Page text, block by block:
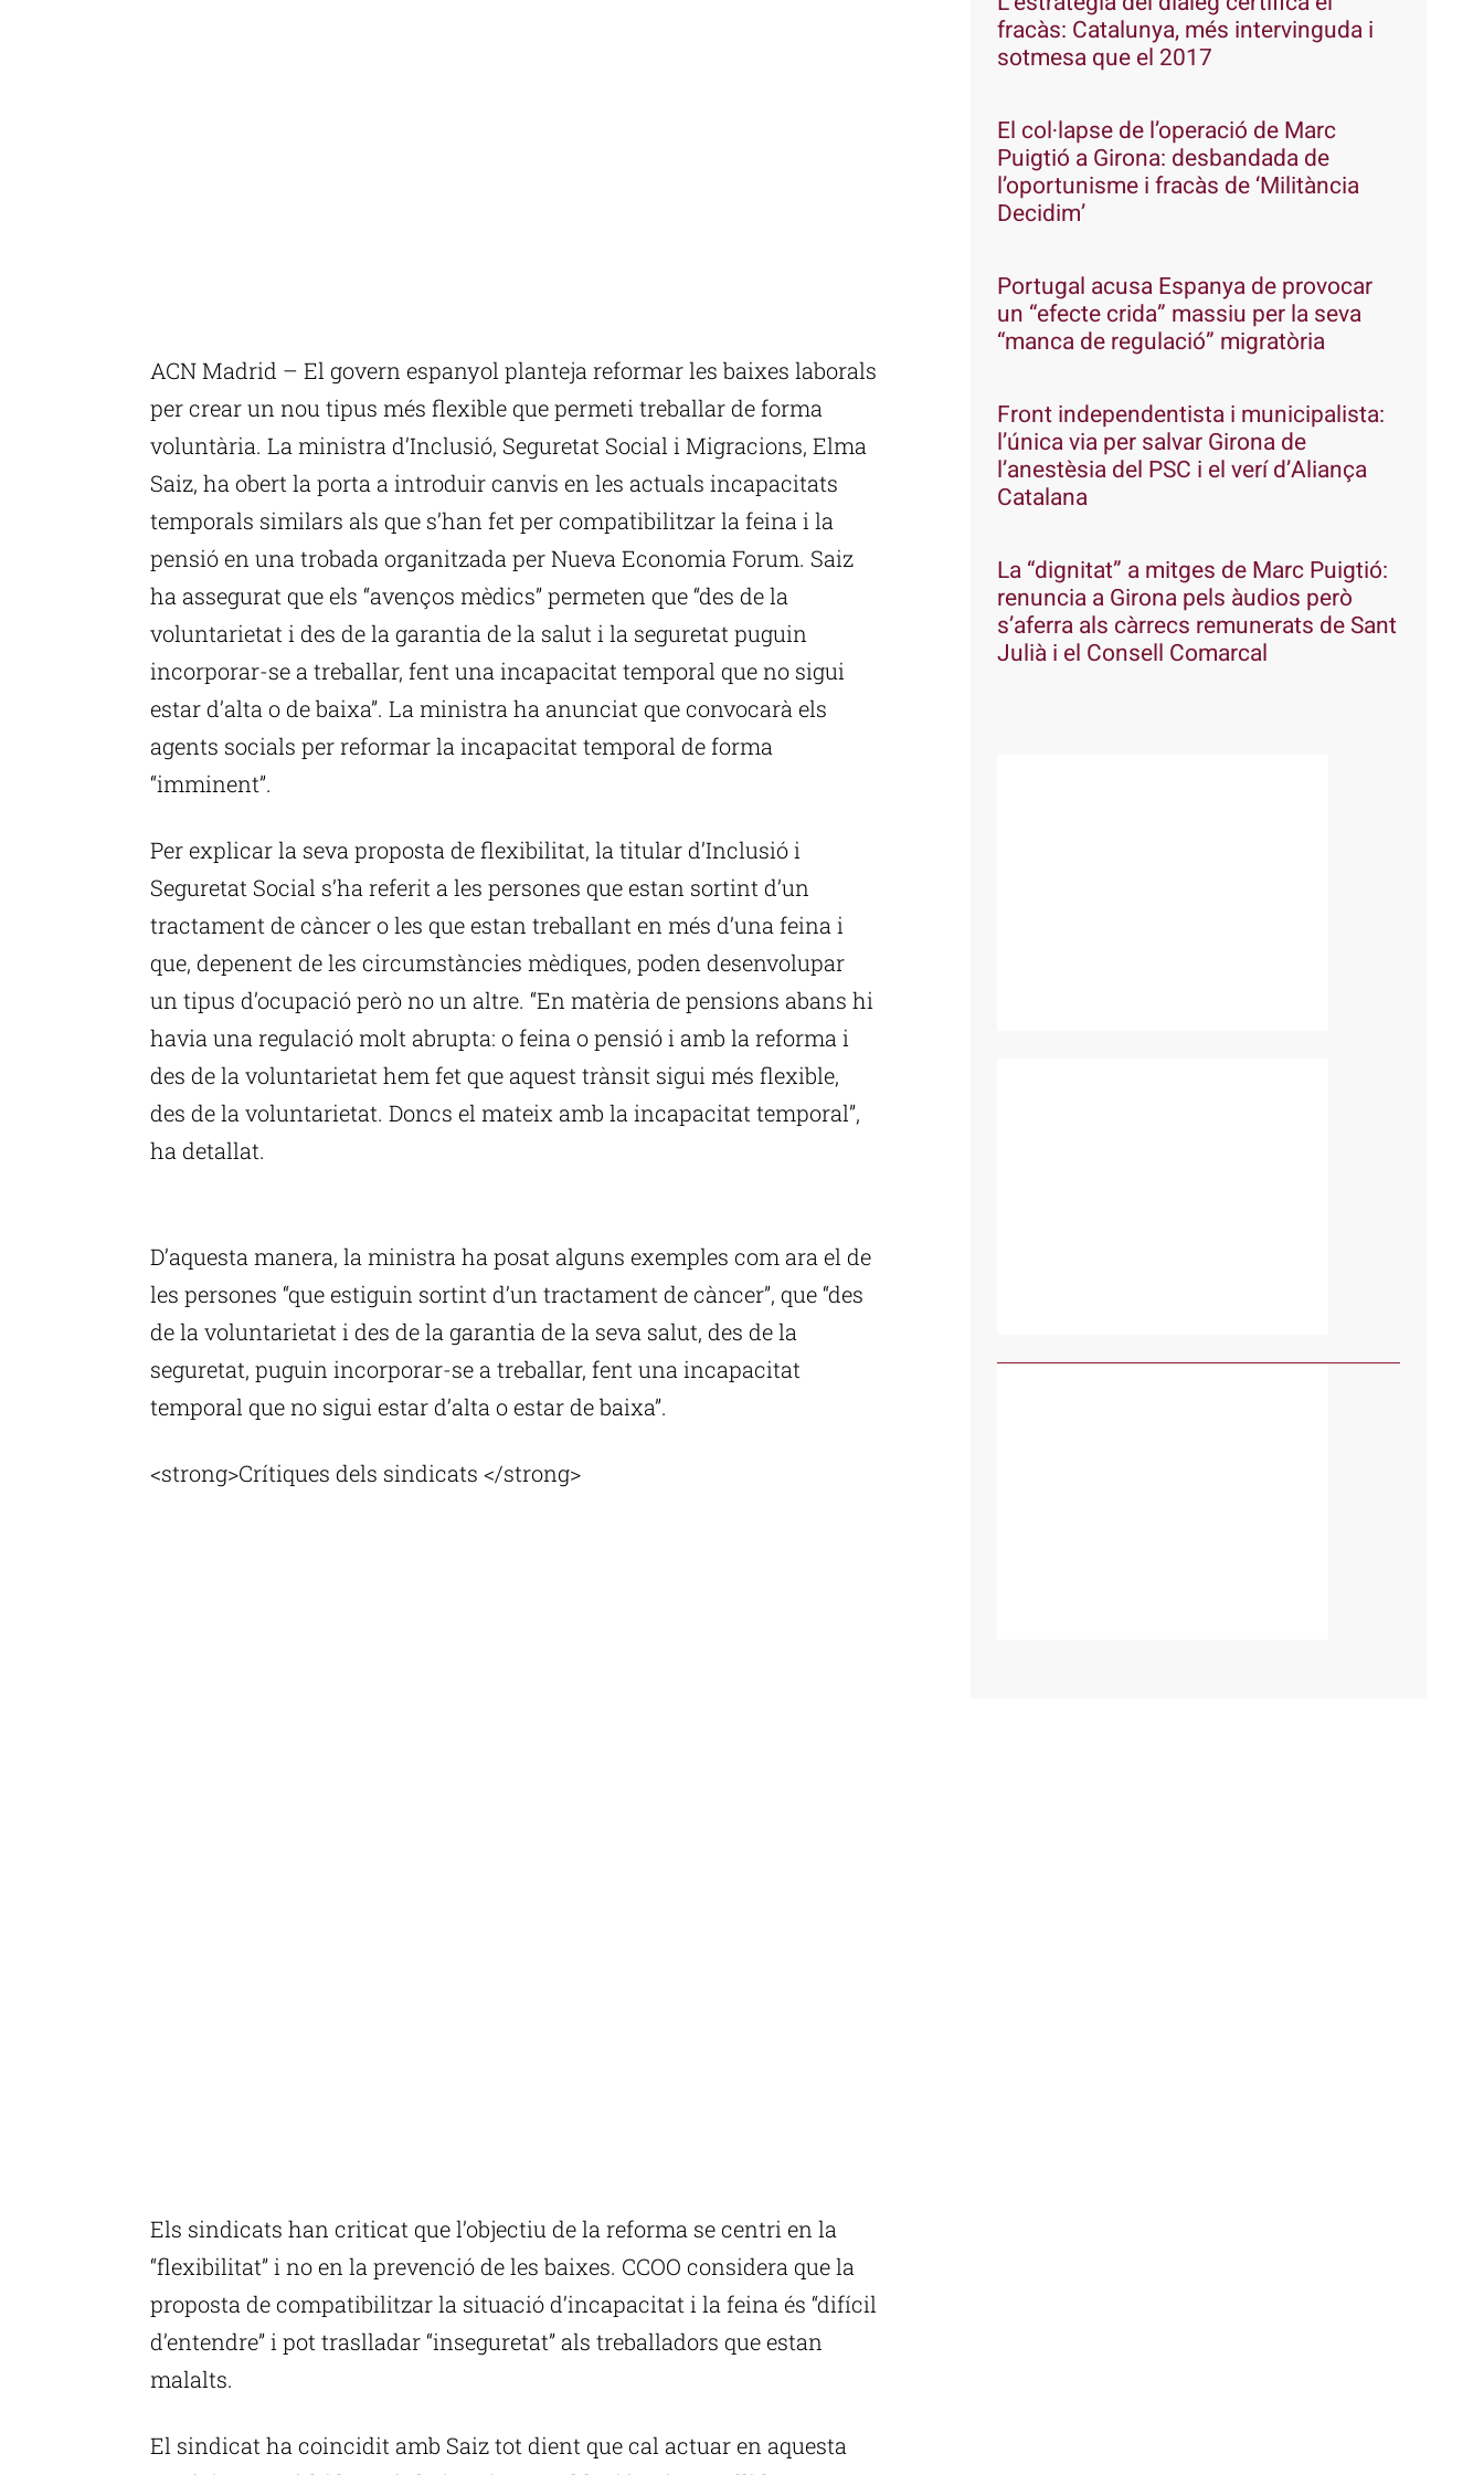
ACN Madrid – El govern espanyol planteja reformar les baixes laborals
per crear un nou tipus més flexible que permeti treballar de forma
voluntària. La ministra d’Inclusió, Seguretat Social i Migracions, Elma
Saiz, ha obert la porta a introduir canvis en les actuals incapacitats
temporals similars als que s’han fet per compatibilitzar la feina i la
pensió en una trobada organitzada per Nueva Economia Forum. Saiz
ha assegurat que els “avenços mèdics” permeten que “des de la
voluntarietat i des de la garantia de la salut i la seguretat puguin
incorporar-se a treballar, fent una incapacitat temporal que no sigui
estar d’alta o de baixa”. La ministra ha anunciat que convocarà els
agents socials per reformar la incapacitat temporal de forma
“imminent”.
Per explicar la seva proposta de flexibilitat, la titular d’Inclusió i
Seguretat Social s’ha referit a les persones que estan sortint d’un
tractament de càncer o les que estan treballant en més d’una feina i
que, depenent de les circumstàncies mèdiques, poden desenvolupar
un tipus d’ocupació però no un altre. “En matèria de pensions abans hi
havia una regulació molt abrupta: o feina o pensió i amb la reforma i
des de la voluntarietat hem fet que aquest trànsit sigui més flexible,
des de la voluntarietat. Doncs el mateix amb la incapacitat temporal”,
ha detallat.
D’aquesta manera, la ministra ha posat alguns exemples com ara el de
les persones “que estiguin sortint d’un tractament de càncer”, que “des
de la voluntarietat i des de la garantia de la seva salut, des de la
seguretat, puguin incorporar-se a treballar, fent una incapacitat
temporal que no sigui estar d’alta o estar de baixa”.
<strong>Crítiques dels sindicats </strong>
Els sindicats han criticat que l’objectiu de la reforma se centri en la
“flexibilitat” i no en la prevenció de les baixes. CCOO considera que la
proposta de compatibilitzar la situació d’incapacitat i la feina és “difícil
d’entendre” i pot traslladar “inseguretat” als treballadors que estan
malalts.
El sindicat ha coincidit amb Saiz tot dient que cal actuar en aquesta
fracàs: Catalunya, més intervinguda i
sotmesa que el 2017
El col·lapse de l’operació de Marc
Puigtió a Girona: desbandada de
l’oportunisme i fracàs de ‘Militància
Decidim’
Portugal acusa Espanya de provocar
un “efecte crida” massiu per la seva
“manca de regulació” migratòria
Front independentista i municipalista:
l’única via per salvar Girona de
l’anestèsia del PSC i el verí d’Aliança
Catalana
La “dignitat” a mitges de Marc Puigtió:
renuncia a Girona pels àudios però
s’aferra als càrrecs remunerats de Sant
Julià i el Consell Comarcal